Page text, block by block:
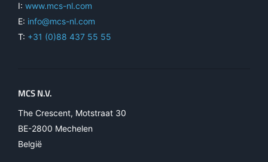
I: www.mcs-nl.com
E: info@mcs-nl.com
T: +31 (0)88 437 55 55
MCS N.V.
The Crescent, Motstraat 30
BE-2800 Mechelen
België